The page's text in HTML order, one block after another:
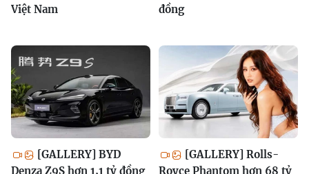
Việt Nam
đồng
[GALLERY] BYD
Denza Z9S hơn 1,1 tỷ đồng
[GALLERY] Rolls-
Royce Phantom hơn 68 tỷ